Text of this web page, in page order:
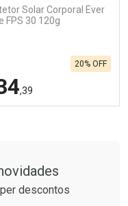
Desconto
Por R$ 454,71/cada
Solar Corporal Ever
FPS 30 120g
,39
20% OFF
Menos
descontos